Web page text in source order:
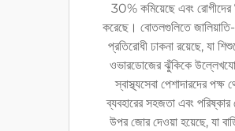
30% কমিয়েছে এবং রোগীদের
করেছে। বোতলগুলিতে
প্রতিরোধী ঢাকনা রয়েছে, যা
ওভারডোজের ঝুঁকিকে
স্বাস্থ্যসেবা পেশাদারদের
ব্যবহারের সহজতা এবং পরিষ্কার
উপর জোর দেওয়া হয়েছে, যা